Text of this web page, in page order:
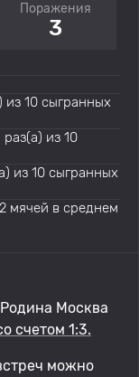
Поражения
3
10 сыгранных
из 10
из 10 сыгранных
мячей в среднем
Москва
счетом 1:3.
можно